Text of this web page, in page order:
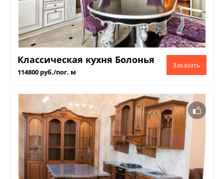
Классическая кухня Болонья
114800 руб./пог. м